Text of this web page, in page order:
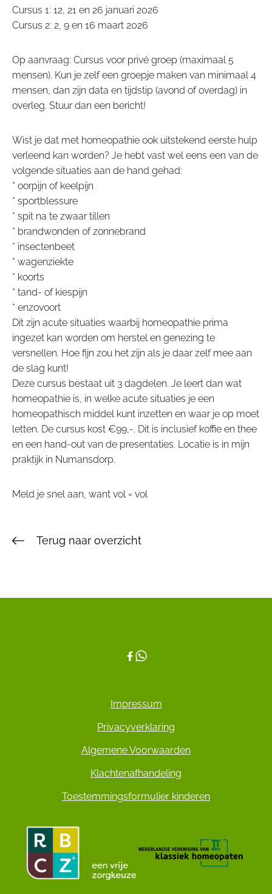
Cursus 1: 12, 21 en 26 januari 2026
Cursus 2: 2, 9 en 16 maart 2026
Op aanvraag: Cursus voor privé groep (maximaal 5
mensen). Kun je zelf een groepje maken van minimaal 4
mensen, dan zijn data en tijdstip (avond of overdag) in
overleg. Stuur dan een bericht!
Wist je dat met homeopathie ook uitstekend eerste hulp
verleend kan worden? Je hebt vast wel eens een van de
volgende situaties aan de hand gehad:
* oorpijn of keelpijn
* sportblessure
* spit na te zwaar tillen
* brandwonden of zonnebrand
* insectenbeet
* wagenziekte
* koorts
* tand- of kiespijn
* enzovoort
Dit zijn acute situaties waarbij homeopathie prima
ingezet kan worden om herstel en genezing te
versnellen. Hoe fijn zou het zijn als je daar zelf mee aan
de slag kunt!
Deze cursus bestaat uit 3 dagdelen. Je leert dan wat
homeopathie is, in welke acute situaties je een
homeopathisch middel kunt inzetten en waar je op moet
letten. De cursus kost €99,-. Dit is inclusief koffie en thee
en een hand-out van de presentaties. Locatie is in mijn
praktijk in Numansdorp.
Meld je snel aan, want vol = vol
Terug naar overzicht
Impressum
Privacyverklaring
Algemene Voorwaarden
Klachtenafhandeling
Toestemmingsformulier kinderen